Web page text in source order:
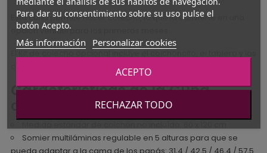
Esta cuna permite hacer colecho, lo que la convierte en una
opción versátil para los primeros meses.
correas de sujección de 200 cm.
Características de la Cuna
colecho Bali 60x120 ruedas
Somier multiláminas regulable en 5 alturas para que se
pueda adaptar a la cama de los papás: 31,4 / 42,5 / 46,4 / 57,5
Para dar su consentimiento sobre su uso pulse el
botón Acepto.
Más información Personalizar cookies
RECHAZAR TODO
ACEPTO